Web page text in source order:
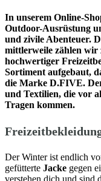
In unserem Online-
Outdoor-Ausrüstung
und zivile Abenteuer.
mittlerweile zählen wir
hochwertiger
Sortiment aufgebaut,
die Marke D.FIVE.
und Textilien, die vor
Tragen kommen.
Der Winter ist endlich
gefütterte Jacke gegen
verstehen dich und sind